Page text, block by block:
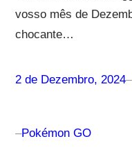
vosso mês de
chocante…
2 de Dezembro, 2024–
–Pokémon GO